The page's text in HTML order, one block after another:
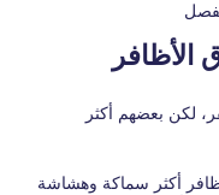
الأظافر
لكن بعضهم أكثر
أكثر سماكة وهشاشة